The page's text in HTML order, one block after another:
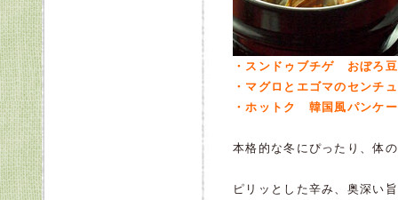
・スンドゥブチゲ おぼろ
・マグロとエゴマのセンチュ
・ホットク 韓国風パンケ
本格的な冬にぴったり、体
ピリッとした辛み、奥深い